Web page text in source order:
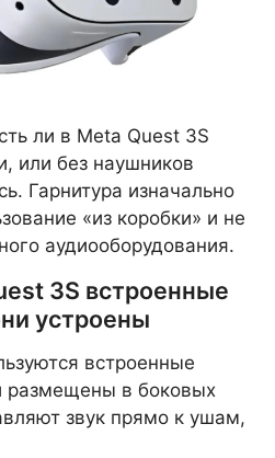
ли в Meta Quest 3S
или без наушников
Гарнитура изначально
«из коробки» и не
аудиооборудования.
3S встроенные
устроены
встроенные
размещены в боковых
звук прямо к ушам,